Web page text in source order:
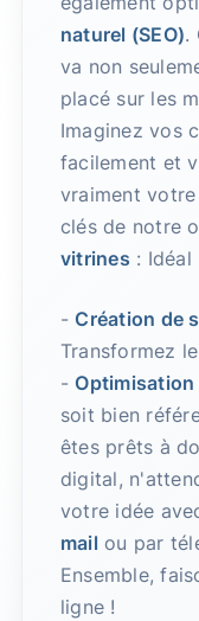
naturel (SEO).
va non
placé sur les
Imaginez vos
facilement et
vraiment
clés de notre
vitrines :
- Création de
Transformez
- Optimisation
soit bien
êtes prêts à
digital,
votre idée
mail ou par
Ensemble,
ligne !